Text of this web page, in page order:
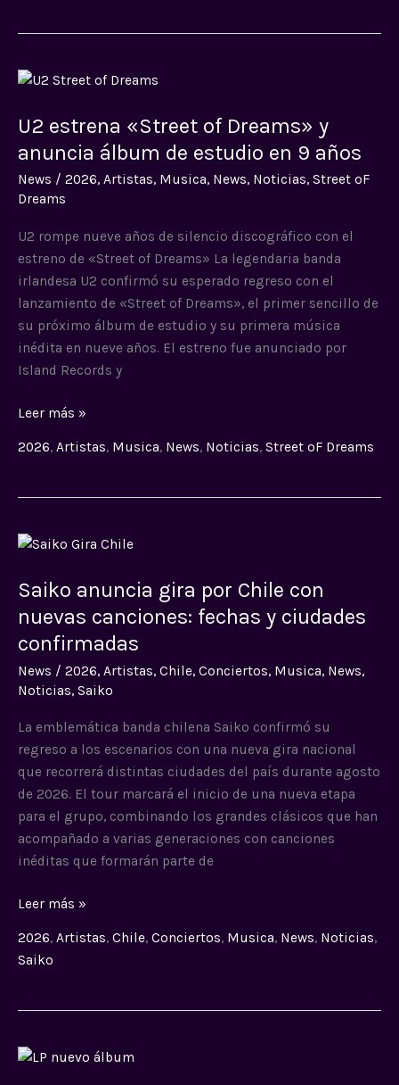
U2 estrena «Street of Dreams» y
anuncia álbum de estudio en 9 años
News / 2026, Artistas, Musica, News, Noticias, Street oF
Dreams
U2 rompe nueve años de silencio discográfico con el
estreno de «Street of Dreams» La legendaria banda
irlandesa U2 confirmó su esperado regreso con el
lanzamiento de «Street of Dreams», el primer sencillo de
su próximo álbum de estudio y su primera música
inédita en nueve años. El estreno fue anunciado por
Island Records y
U2
«Street
of
álbum
de
estudio
en
9
años
Leer más »
2026, Artistas, Musica, News, Noticias, Street oF Dreams
Saiko anuncia gira por Chile con
nuevas canciones: fechas y ciudades
confirmadas
News / 2026, Artistas, Chile, Conciertos, Musica, News,
Noticias, Saiko
La emblemática banda chilena Saiko confirmó su
regreso a los escenarios con una nueva gira nacional
que recorrerá distintas ciudades del país durante agosto
de 2026. El tour marcará el inicio de una nueva etapa
para el grupo, combinando los grandes clásicos que han
acompañado a varias generaciones con canciones
inéditas que formarán parte de
Saiko
gira
por
con
nuevas
canciones:
fechas
y
ciudades
confirmadas
Leer más »
2026, Artistas, Chile, Conciertos, Musica, News, Noticias,
Saiko
LP